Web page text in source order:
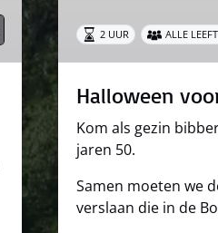
2 UUR ALLE
Halloween
Kom als gezin
jaren 50.
Samen moeten we
verslaan die in de